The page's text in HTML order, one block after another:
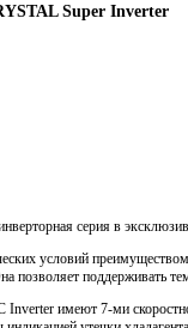
Super Inverter
серия в
условий
поддерживать
имеют 7-ми